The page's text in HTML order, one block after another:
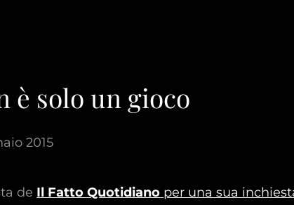
è solo un gioco
2015
de Il Fatto Quotidiano per una sua